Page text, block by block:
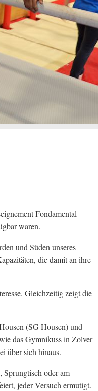
Fondamental
waren.
und Süden unseres
die damit an ihre
Gleichzeitig zeigt die
(SG Housen) und
das Gymnikuss in Zolver
über sich hinaus.
Sprungtisch oder am
jeder Versuch ermutigt.